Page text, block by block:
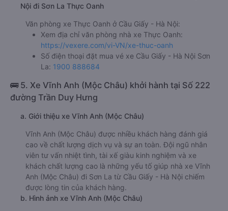
Nội đi Sơn La Thực Oanh
Văn phòng xe Thực Oanh ở Cầu Giấy - Hà Nội:
Xem địa chỉ văn phòng nhà xe Thực Oanh:
https://vexere.com/vi-VN/xe-thuc-oanh
Số điện thoại đặt mua vé xe Cầu Giấy - Hà Nội Sơn
La: 1900 888684
🚌 5. Xe Vĩnh Anh (Mộc Châu) khởi hành tại Số 222
đường Trần Duy Hưng
a. Giới thiệu xe Vĩnh Anh (Mộc Châu)
Vĩnh Anh (Mộc Châu) được nhiều khách hàng đánh giá
cao về chất lượng dịch vụ và sự an toàn. Đội ngũ nhân
viên tư vấn nhiệt tình, tài xế giàu kinh nghiệm và xe
khách chất lượng cao là những yếu tố giúp nhà xe Vĩnh
Anh (Mộc Châu) đi Sơn La từ Cầu Giấy - Hà Nội chiếm
được lòng tin của khách hàng.
b. Hình ảnh xe Vĩnh Anh (Mộc Châu)